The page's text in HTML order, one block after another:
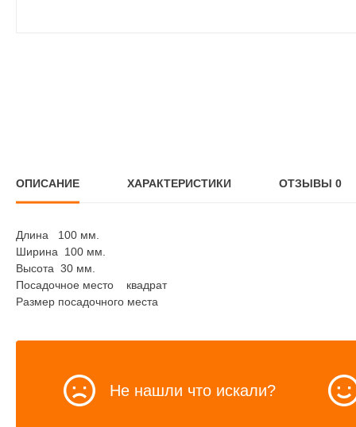
ОПИСАНИЕ ХАРАКТЕРИСТИКИ ОТЗЫВЫ 0
Длина 100 мм.
Ширина 100 мм.
Высота 30 мм.
Посадочное место квадрат
Размер посадочного места
Не нашли что искали?